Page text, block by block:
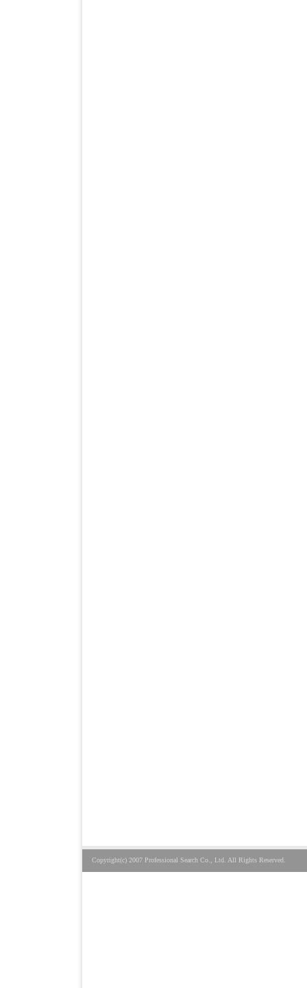
Copyright(c) 2007 Professional Search Co., Ltd. All Rights Reserved.